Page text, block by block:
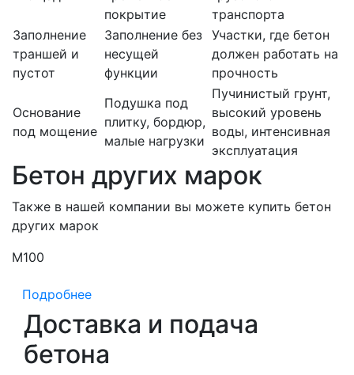
покрытие
транспорта
Заполнение
траншей и
пустот
Заполнение без
несущей
функции
Участки, где бетон
должен работать на
прочность
Основание
под мощение
Подушка под
плитку, бордюр,
малые нагрузки
Пучинистый грунт,
высокий уровень
воды, интенсивная
эксплуатация
Бетон других марок
Также в нашей компании вы можете купить бетон
других марок
М100
Подробнее
Доставка и подача
бетона